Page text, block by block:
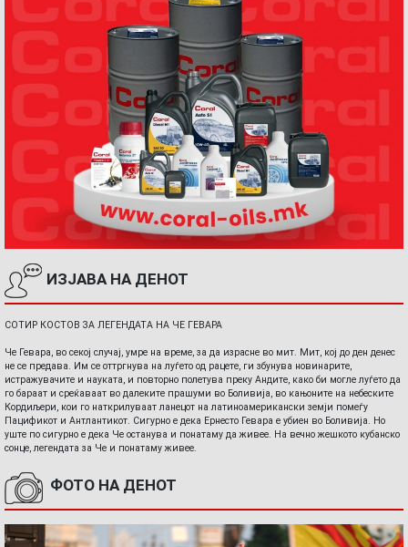
ИЗЈАВА НА ДЕНОТ
СОТИР КОСТОВ ЗА ЛЕГЕНДАТА НА ЧЕ ГЕВАРА
Че Гевара, во секој случај, умре на време, за да израсне во мит. Мит, кој до ден денес
не се предава. Им се оттргнува на луѓето од рацете, ги збунува новинарите,
истражувачите и науката, и повторно полетува преку Андите, како би могле луѓето да
го бараат и среќаваат во далеките прашуми во Боливија, во кањоните на небеските
Кордиљери, кои го наткрилуваат ланецот на латиноамерикански земји помеѓу
Пацификот и Антлантикот. Сигурно е дека Ернесто Гевара е убиен во Боливија. Но
уште по сигурно е дека Че останува и понатаму да живее. На вечно жешкото кубанско
сонце, легендата за Че и понатаму живее.
ФОТО НА ДЕНОТ